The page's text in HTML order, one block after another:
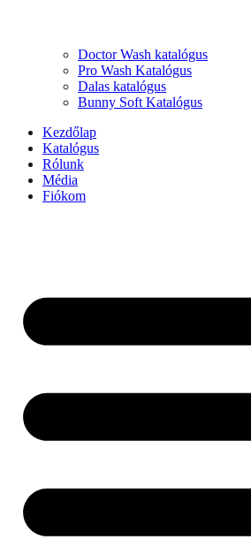
Doctor Wash katalógus
Pro Wash Katalógus
Dalas katalógus
Bunny Soft Katalógus
Kezdőlap
Katalógus
Rólunk
Média
Fiókom